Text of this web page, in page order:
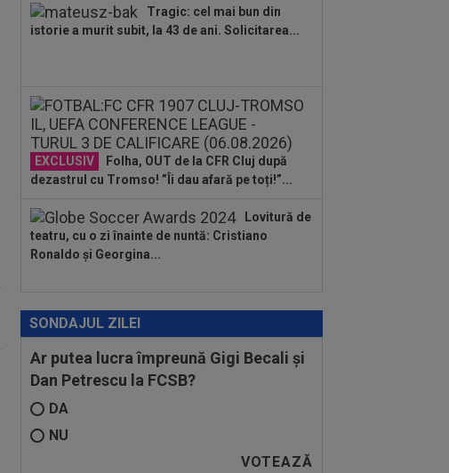
18:48
Probleme pentru ultimul jucător
transferat de Dinamo? Ce a spus Nuno
18:32 EXCLUSIV
Ce se va întâmpla cu
Filipe Coelho, după KuPS - Universitatea
Craiova 1-1
Tragic: cel mai bun din
istorie a murit subit, la 43 de ani. Solicitarea...
EXCLUSIV
Folha, OUT de la CFR Cluj după
dezastrul cu Tromso! ”Îi dau afară pe toți!”...
Lovitură de
teatru, cu o zi înainte de nuntă: Cristiano
Ronaldo și Georgina...
SONDAJUL ZILEI
Ar putea lucra împreună Gigi Becali și
Dan Petrescu la FCSB?
DA
NU